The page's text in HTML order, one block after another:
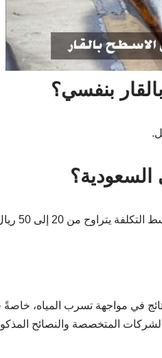
بنفسي؟
50 ريال سعودي لكل متر مربع.
في مواجهة تسرب المياه،
الشركات المتخصصة والنصائح